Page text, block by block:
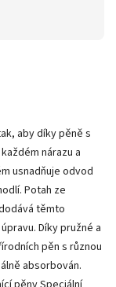
aby díky pěně s
nárazu a
usnadňuje odvod
Potah ze
těmto
Díky pružné a
pěn s různou
absorbován.